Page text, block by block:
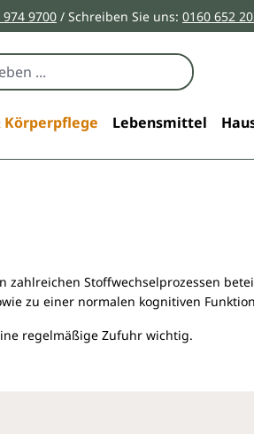
974 9700 / Schreiben Sie uns: 0160 652
Körperpflege Lebensmittel
zahlreichen Stoffwechselprozessen
zu einer normalen kognitiven
regelmäßige Zufuhr wichtig.